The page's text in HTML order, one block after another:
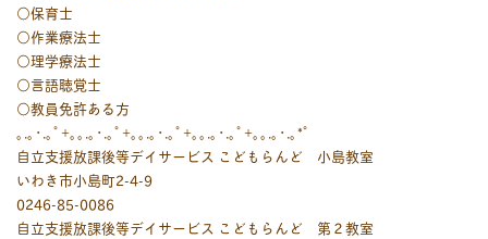
○保育士
○作業療法士
○理学療法士
○言語聴覚士
○教員免許ある方
｡.｡･.｡ﾟ+｡｡.｡･.｡ﾟ+｡｡.｡･.｡ﾟ+｡｡.｡･.｡ﾟ+｡｡.｡･.｡*ﾟ
自立支援放課後等デイサービス こどもらんど 小島教室
いわき市小島町2-4-9
0246-85-0086
自立支援放課後等デイサービス こどもらんど 第２教室